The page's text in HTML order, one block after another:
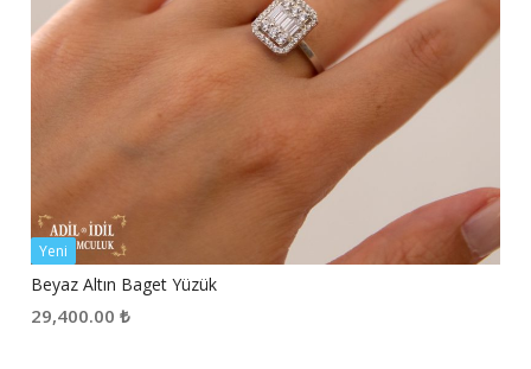
Yeni
Beyaz Altın Baget Yüzük
29,400.00 ₺